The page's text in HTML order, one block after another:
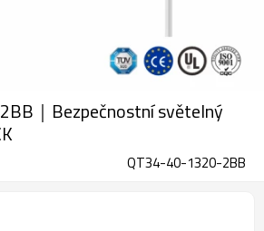
｜Bezpečnostní světelný
QT34-40-1320-2BB